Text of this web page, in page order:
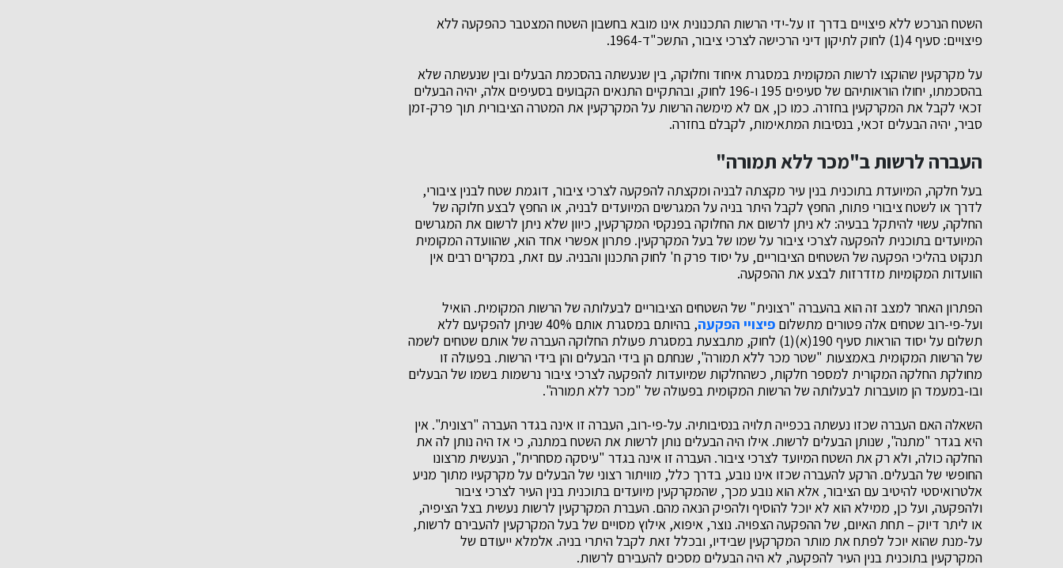
השטח הנרכש ללא פיצויים בדרך זו על-ידי הרשות התכנונית אינו מובא בחשבון השטח המצטבר כהפקעה ללא
פיצויים: סעיף 4(1) לחוק לתיקון דיני הרכישה לצרכי ציבור, התשכ"ד-1964.
על מקרקעין שהוקצו לרשות המקומית במסגרת איחוד וחלוקה, בין שנעשתה בהסכמת הבעלים ובין שנעשתה שלא
בהסכמתו, יחולו הוראותיהם של סעיפים 195 ו-196 לחוק, ובהתקיים התנאים הקבועים בסעיפים אלה, יהיה הבעלים
זכאי לקבל את המקרקעין בחזרה. כמו כן, אם לא מימשה הרשות על המקרקעין את המטרה הציבורית תוך פרק-זמן
סביר, יהיה הבעלים זכאי, בנסיבות המתאימות, לקבלם בחזרה.
העברה לרשות ב"מכר ללא תמורה"
בעל חלקה, המיועדת בתוכנית בנין עיר מקצתה לבניה ומקצתה להפקעה לצרכי ציבור, דוגמת שטח לבנין ציבורי,
לדרך או לשטח ציבורי פתוח, החפץ לקבל היתר בניה על המגרשים המיועדים לבניה, או החפץ לבצע חלוקה של
החלקה, עשוי להיתקל בבעיה: לא ניתן לרשום את החלוקה בפנקסי המקרקעין, כיוון שלא ניתן לרשום את המגרשים
המיועדים בתוכנית להפקעה לצרכי ציבור על שמו של בעל המקרקעין. פתרון אפשרי אחד הוא, שהוועדה המקומית
תנקוט בהליכי הפקעה של השטחים הציבוריים, על יסוד פרק ח' לחוק התכנון והבניה. עם זאת, במקרים רבים אין
הוועדות המקומיות מזדרזות לבצע את ההפקעה.
הפתרון האחר למצב זה הוא בהעברה "רצונית" של השטחים הציבוריים לבעלותה של הרשות המקומית. הואיל
ועל-פי-רוב שטחים אלה פטורים מתשלום פיצויי הפקעה
, בהיותם במסגרת אותם 40% שניתן להפקיעם ללא
תשלום על יסוד הוראות סעיף 190(א)(1) לחוק, מתבצעת במסגרת פעולת החלוקה העברה של אותם שטחים לשמה
של הרשות המקומית באמצעות "שטר מכר ללא תמורה", שנחתם הן בידי הבעלים והן בידי הרשות. בפעולה זו
מחולקת החלקה המקורית למספר חלקות, כשהחלקות שמיועדות להפקעה לצרכי ציבור נרשמות בשמו של הבעלים
ובו-במעמד הן מועברות לבעלותה של הרשות המקומית בפעולה של "מכר ללא תמורה".
השאלה האם העברה שכזו נעשתה בכפייה תלויה בנסיבותיה. על-פי-רוב, העברה זו אינה בגדר העברה "רצונית". אין
היא בגדר "מתנה", שנותן הבעלים לרשות. אילו היה הבעלים נותן לרשות את השטח במתנה, כי אז היה נותן לה את
החלקה כולה, ולא רק את השטח המיועד לצרכי ציבור. העברה זו אינה בגדר "עיסקה מסחרית", הנעשית מרצונו
החופשי של הבעלים. הרקע להעברה שכזו אינו נובע, בדרך כלל, מוויתור רצוני של הבעלים על מקרקעיו מתוך מניע
אלטרואיסטי להיטיב עם הציבור, אלא הוא נובע מכך, שהמקרקעין מיועדים בתוכנית בנין העיר לצרכי ציבור
ולהפקעה, ועל כן, ממילא הוא לא יוכל להוסיף ולהפיק הנאה מהם. העברת המקרקעין לרשות נעשית בצל הציפיה,
או ליתר דיוק – תחת האיום, של ההפקעה הצפויה. נוצר, איפוא, אילוץ מסויים של בעל המקרקעין להעבירם לרשות,
על-מנת שהוא יוכל לפתח את מותר המקרקעין שבידיו, ובכלל זאת לקבל היתרי בניה. אלמלא ייעודם של
המקרקעין בתוכנית בנין העיר להפקעה, לא היה הבעלים מסכים להעבירם לרשות.